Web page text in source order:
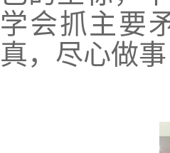
学会抓主要
真，尽心做